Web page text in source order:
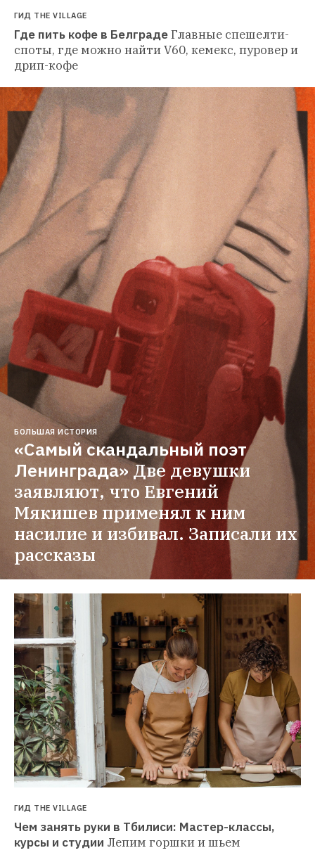
ГИД THE VILLAGE
Где пить кофе в БелградеГлавные спешелти-
споты, где можно найти V60, кемекс, пуровер и
дрип-кофе
БОЛЬШАЯ ИСТОРИЯ
«Самый скандальный поэт
Ленинграда»Две девушки
заявляют, что Евгений
Мякишев применял к ним
насилие и избивал. Записали их
рассказы
ГИД THE VILLAGE
Чем занять руки в Тбилиси: Мастер-классы,
курсы и студии Лепим горшки и шьем